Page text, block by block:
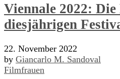
Viennale 2022:
diesjährigen
22. November 2022
by Giancarlo M. Sandoval
Filmfrauen